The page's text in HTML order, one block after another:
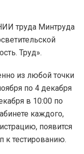
труда Минтруда
Труд».
из любой точки
по 4 декабря
в 10:00 по
каждого,
появится
к тестированию.